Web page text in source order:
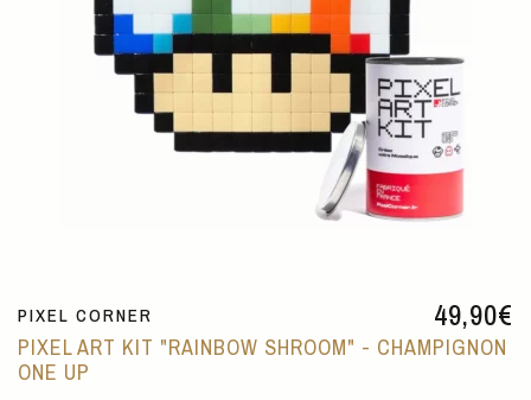
49,90€
PIXEL CORNER
PIXEL ART KIT "RAINBOW SHROOM" - CHAMPIGNON
ONE UP